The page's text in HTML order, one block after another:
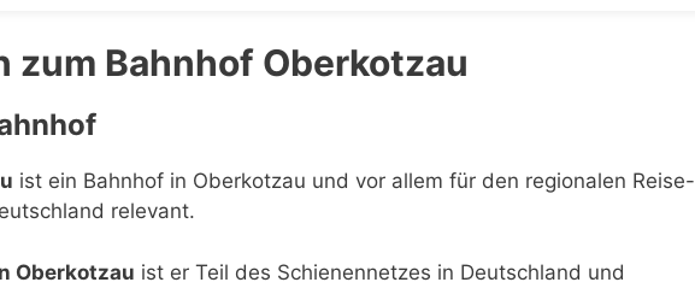
zum Bahnhof Oberkotzau
ist ein Bahnhof in Oberkotzau und vor allem für den regionalen Reise-
relevant.
Oberkotzau ist er Teil des Schienennetzes in Deutschland und